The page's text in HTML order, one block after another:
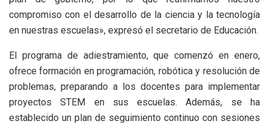
compromiso con el desarrollo de la ciencia y la tecnología
en nuestras escuelas», expresó el secretario de Educación.
El programa de adiestramiento, que comenzó en enero,
ofrece formación en programación, robótica y resolución de
problemas, preparando a los docentes para implementar
proyectos STEM en sus escuelas. Además, se ha
establecido un plan de seguimiento continuo con sesiones